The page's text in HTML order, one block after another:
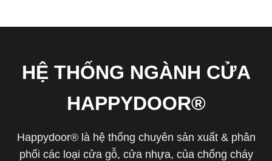
HỆ THỐNG NGÀNH CỬA
HAPPYDOOR®
Happydoor® là hệ thống chuyên sản xuất & phân
phối các loại cửa gỗ, cửa nhựa, của chống cháy